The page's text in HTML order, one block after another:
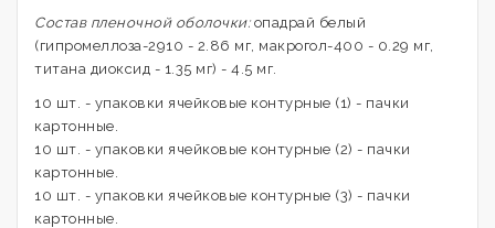
Состав пленочной оболочки:опадрай белый
(гипромеллоза-2910 - 2.86 мг, макрогол-400 - 0.29 мг,
титана диоксид - 1.35 мг) - 4.5 мг.
10 шт. - упаковки ячейковые контурные (1) - пачки
картонные.
10 шт. - упаковки ячейковые контурные (2) - пачки
картонные.
10 шт. - упаковки ячейковые контурные (3) - пачки
картонные.